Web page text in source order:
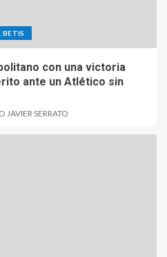
BETIS
con una victoria
ante un Atlético sin
JAVIER SERRATO